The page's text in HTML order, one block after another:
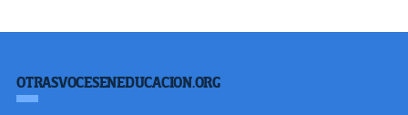
OTRASVOCESENEDUCACION.ORG